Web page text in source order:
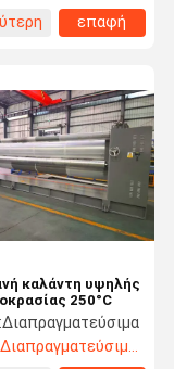
επαφή
καλάντη υψηλής
250°C
Διαπραγματεύσιμα
Διαπραγματεύσιμος